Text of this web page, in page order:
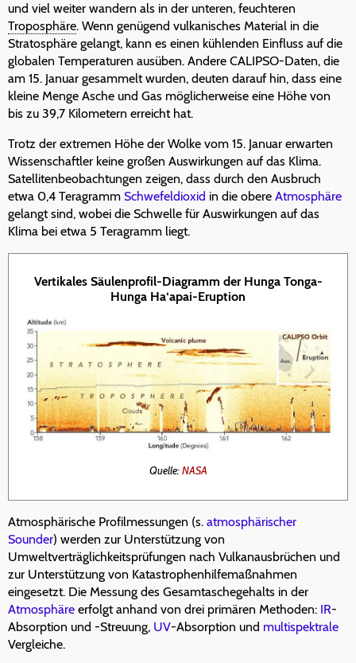
und viel weiter wandern als in der unteren, feuchteren
Troposphäre. Wenn genügend vulkanisches Material in die
Stratosphäre gelangt, kann es einen kühlenden Einfluss auf die
globalen Temperaturen ausüben. Andere CALIPSO-Daten, die
am 15. Januar gesammelt wurden, deuten darauf hin, dass eine
kleine Menge Asche und Gas möglicherweise eine Höhe von
bis zu 39,7 Kilometern erreicht hat.
Trotz der extremen Höhe der Wolke vom 15. Januar erwarten
Wissenschaftler keine großen Auswirkungen auf das Klima.
Satellitenbeobachtungen zeigen, dass durch den Ausbruch
etwa 0,4 Teragramm Schwefeldioxid in die obere Atmosphäre
gelangt sind, wobei die Schwelle für Auswirkungen auf das
Klima bei etwa 5 Teragramm liegt.
Vertikales Säulenprofil-Diagramm der Hunga Tonga-
Hunga Ha‘apai-Eruption
Quelle:NASA
Atmosphärische Profilmessungen (s. atmosphärischer
Sounder) werden zur Unterstützung von
Umweltverträglichkeitsprüfungen nach Vulkanausbrüchen und
zur Unterstützung von Katastrophenhilfemaßnahmen
eingesetzt. Die Messung des Gesamtaschegehalts in der
Atmosphäre erfolgt anhand von drei primären Methoden: IR-
Absorption und -Streuung, UV-Absorption und multispektrale
Vergleiche.